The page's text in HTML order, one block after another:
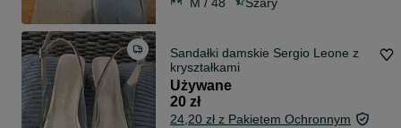
Sandałki damskie Sergio Leone z
kryształkami
Używane
20 zł
24,20 zł z Pakietem Ochronnym